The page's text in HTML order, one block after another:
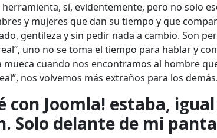
herramienta, sí, evidentemente, pero no solo
y mujeres que dan su tiempo y que
gentileza y sin pedir nada a cambio. Son
uno no se toma el tiempo para hablar y
mueca cuando nos encontramos al hombre
nos volvemos más extraños para los demás.
con Joomla! estaba,
Solo delante de mi